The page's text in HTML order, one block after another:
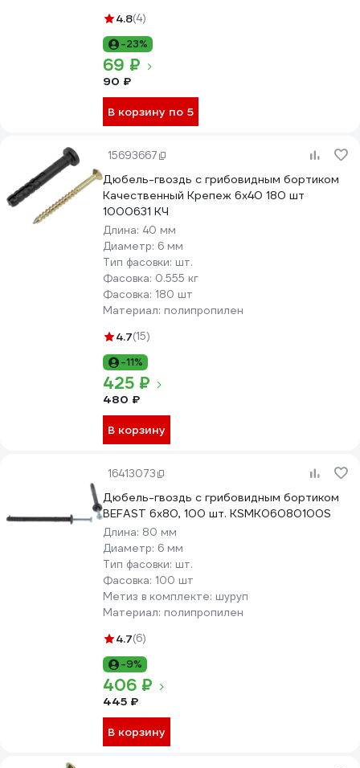
4.8(4)
-23%
69 ₽
90 ₽
В корзину по 5
15693667
Дюбель-гвоздь с грибовидным бортиком
Качественный Крепеж 6х40 180 шт
1000631 КЧ
Длина: 40 мм
Диаметр: 6 мм
Тип фасовки: шт.
Фасовка: 0.555 кг
Фасовка: 180 шт
Материал: полипропилен
4.7(15)
-11%
425 ₽
480 ₽
В корзину
16413073
Дюбель-гвоздь с грибовидным бортиком
BEFAST 6x80, 100 шт. KSMK06080100S
Длина: 80 мм
Диаметр: 6 мм
Тип фасовки: шт.
Фасовка: 100 шт
Метиз в комплекте: шуруп
Материал: полипропилен
4.7(6)
-9%
406 ₽
445 ₽
В корзину